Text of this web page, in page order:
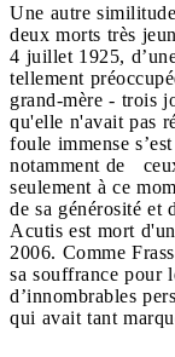
Une autre
deux morts très
4 juillet 1925,
tellement
grand-mère - trois
qu'elle n'avait pas
foule immense
notamment de
seulement à ce
de sa générosité et
Acutis est mort
2006. Comme
sa souffrance pour
d’innombrables
qui avait tant